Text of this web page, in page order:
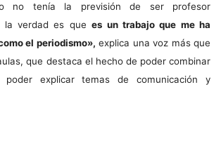
no tenía la previsión de ser profesor
la verdad es quees un trabajo que me ha
el periodismo», explica una voz más que
que destaca el hecho de poder combinar
poder explicar temas de comunicación y